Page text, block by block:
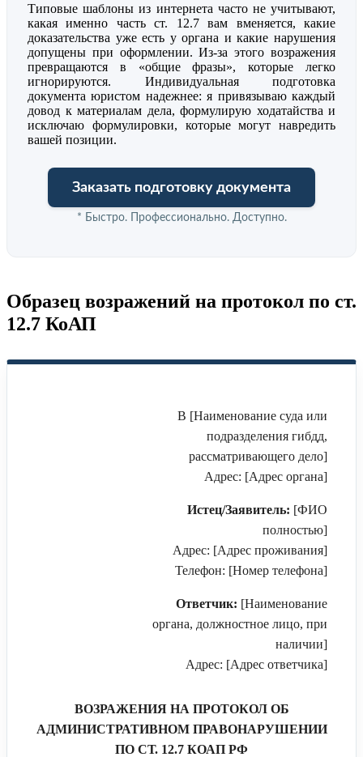
Типовые шаблоны из интернета часто не учитывают,
какая именно часть ст. 12.7 вам вменяется, какие
доказательства уже есть у органа и какие нарушения
допущены при оформлении. Из-за этого возражения
превращаются в «общие фразы», которые легко
игнорируются. Индивидуальная подготовка
документа юристом надежнее: я привязываю каждый
довод к материалам дела, формулирую ходатайства и
исключаю формулировки, которые могут навредить
вашей позиции.
Заказать подготовку документа
* Быстро. Профессионально. Доступно.
Образец возражений на протокол по ст.
12.7 КоАП
В [Наименование суда или
подразделения гибдд,
рассматривающего дело]
Адрес: [Адрес органа]
Истец/Заявитель: [ФИО
полностью]
Адрес: [Адрес проживания]
Телефон: [Номер телефона]
Ответчик: [Наименование
органа, должностное лицо, при
наличии]
Адрес: [Адрес ответчика]
ВОЗРАЖЕНИЯ НА ПРОТОКОЛ ОБ
АДМИНИСТРАТИВНОМ ПРАВОНАРУШЕНИИ
ПО СТ. 12.7 КОАП РФ